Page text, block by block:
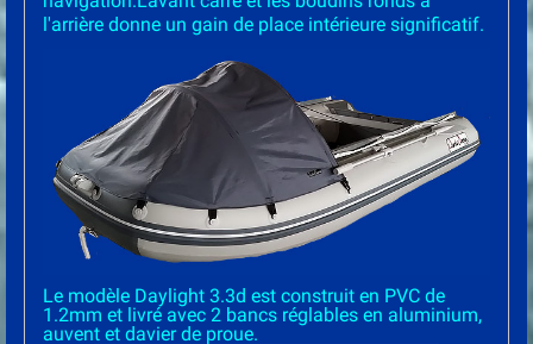
l'arrière donne un gain de place intérieure significatif.
Le modèle Daylight 3.3d est construit en PVC de
1.2mm et livré avec 2 bancs réglables en aluminium,
auvent et davier de proue.